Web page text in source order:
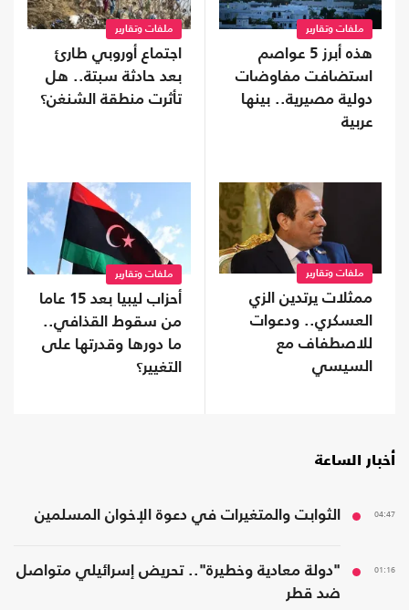
ملفات وتقارير
هذه أبرز 5 عواصم
استضافت مفاوضات
دولية مصيرية.. بينها
عربية
ملفات وتقارير
اجتماع أوروبي طارئ
بعد حادثة سبتة.. هل
تأثرت منطقة الشنغن؟
ملفات وتقارير
ممثلات يرتدين الزي
العسكري.. ودعوات
للاصطفاف مع
السيسي
ملفات وتقارير
أحزاب ليبيا بعد 15 عاما
من سقوط القذافي..
ما دورها وقدرتها على
التغيير؟
أخبار الساعة
04:47 الثوابت والمتغيرات في دعوة الإخوان المسلمين
01:16
"دولة معادية وخطيرة".. تحريض إسرائيلي متواصل
ضد قطر